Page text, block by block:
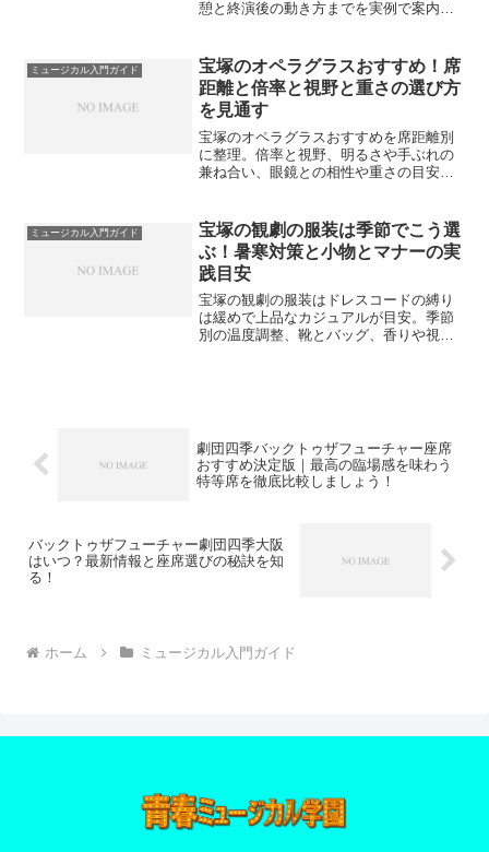
憩と終演後の動き方までを実例で案内
ミュージカル入門ガイド
宝塚のオペラグラスおすすめ！席
距離と倍率と視野と重さの選び方
を見通す
宝塚のオペラグラスおすすめを席距離別
に整理。倍率と視野、明るさや手ぶれの
兼ね合い、眼鏡との相性や重さの目安ま
ミュージカル入門ガイド
宝塚の観劇の服装は季節でこう選
ぶ！暑寒対策と小物とマナーの実
践目安
宝塚の観劇の服装はドレスコードの縛り
は緩めで上品なカジュアルが目安。季節
別の温度調整、靴とバッグ、香りや視界
劇団四季バックトゥザフューチャー座席
おすすめ決定版｜最高の臨場感を味わう
特等席を徹底比較しましょう！
バックトゥザフューチャー劇団四季大阪
はいつ？最新情報と座席選びの秘訣を知
る！
ホーム ミュージカル入門ガイド